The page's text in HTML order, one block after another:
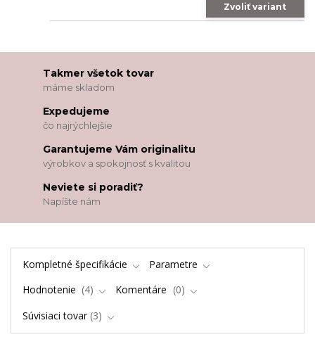
Zvoliť variant
Takmer všetok tovar
máme skladom
Expedujeme
čo najrýchlejšie
Garantujeme Vám originalitu
výrobkov a spokojnosť s kvalitou
Neviete si poradiť?
Napíšte nám
Kompletné špecifikácie
Parametre
Hodnotenie
4 Komentáre
0
Súvisiaci tovar 3